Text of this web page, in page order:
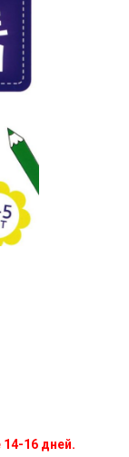
14-16 дней.